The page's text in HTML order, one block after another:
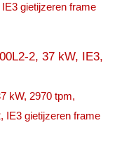
gietijzeren frame
kW, 2970 tpm,
IE3 gietijzeren frame